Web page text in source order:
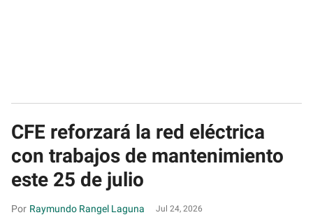
CFE reforzará la red eléctrica
con trabajos de mantenimiento
este 25 de julio
Raymundo Rangel Laguna Jul 24, 2026